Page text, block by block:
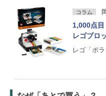
コラム
1,000点目
レゴブロ
レゴ「ポ